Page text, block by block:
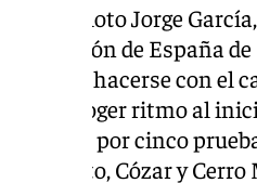
el piloto Jorge
campeón de España
hacerse con el
coger ritmo al
por cinco
Infiesto, Cózar y